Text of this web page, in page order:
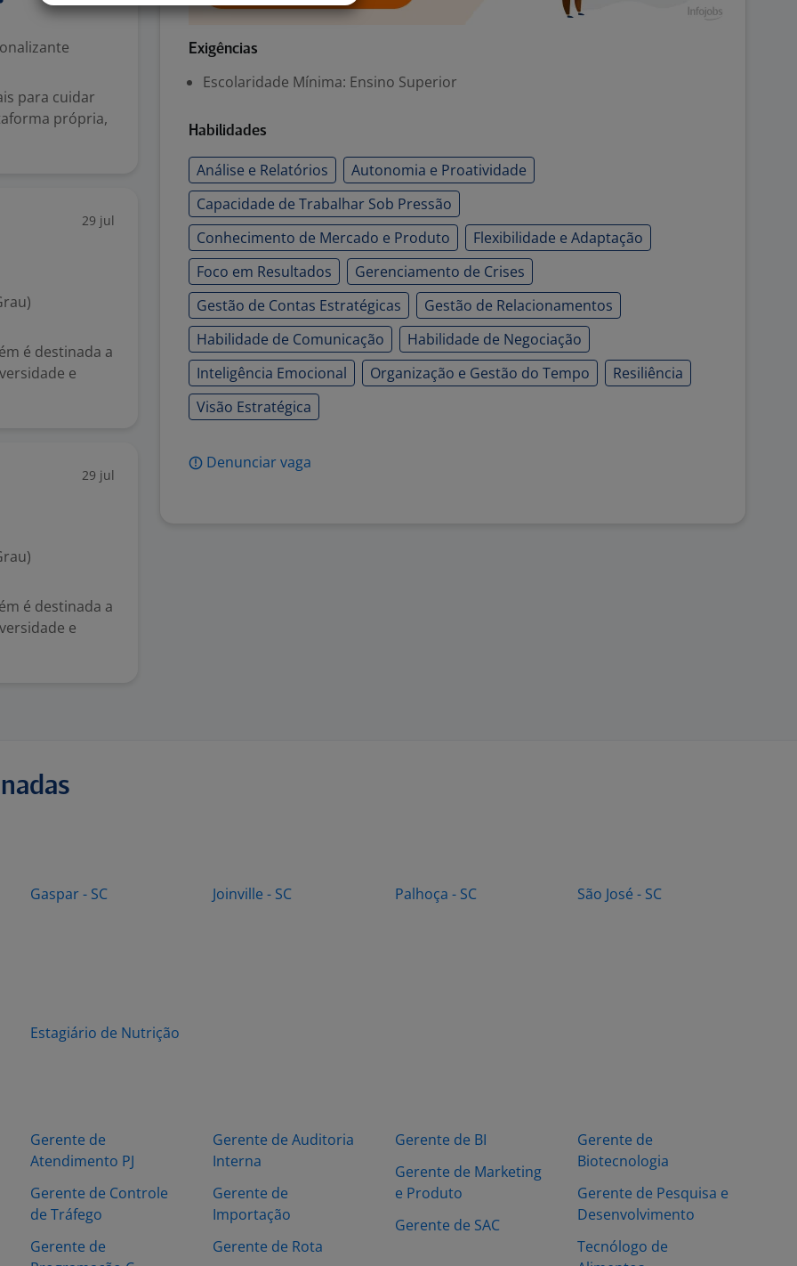
para cuidar
própria,
29 jul
é destinada a
e
29 jul
é destinada a
e
Exigências
Escolaridade Mínima: Ensino Superior
Habilidades
Análise e Relatórios
Autonomia e Proatividade
Capacidade de Trabalhar Sob Pressão
Conhecimento de Mercado e Produto
Flexibilidade e Adaptação
Foco em Resultados
Gerenciamento de Crises
Gestão de Contas Estratégicas
Gestão de Relacionamentos
Habilidade de Comunicação
Habilidade de Negociação
Inteligência Emocional
Organização e Gestão do Tempo
Resiliência
Visão Estratégica
Denunciar vaga
Gaspar - SC Joinville - SC Palhoça - SC São José - SC
Estagiário de Nutrição
Gerente de
Atendimento PJ
Gerente de Controle
de Tráfego
Gerente de
Gerente de Auditoria
Interna
Gerente de
Importação
Gerente de Rota
Gerente de BI
Gerente de Marketing
e Produto
Gerente de SAC
Gerente de
Biotecnologia
Gerente de Pesquisa e
Desenvolvimento
Tecnólogo de